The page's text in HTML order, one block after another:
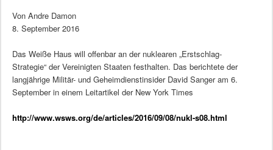
Von Andre Damon
8. September 2016
Das Weiße Haus will offenbar an der nuklearen „Erstschlag-
Strategie“ der Vereinigten Staaten festhalten. Das berichtete der
langjährige Militär- und Geheimdienstinsider David Sanger am 6.
September in einem Leitartikel der New York Times
http://www.wsws.org/de/articles/2016/09/08/nukl-s08.html